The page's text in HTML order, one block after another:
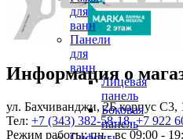
для
ванн
Панели
для
ванн
Лицевая
панель
Боковая
панель
Информация о
ул. Бахчиванджи, 2Б корпус С3,
Тел: +7 (343) 382-58-18,+7 922
Режим работы: пн - вс 09:00 -